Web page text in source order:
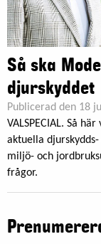
Så ska
djurskyddet
Publicerad den 18
VALSPECIAL. Så
aktuella
miljö- och
frågor.